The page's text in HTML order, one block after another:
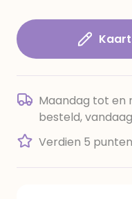
Maandag tot en
besteld,
Verdien 5